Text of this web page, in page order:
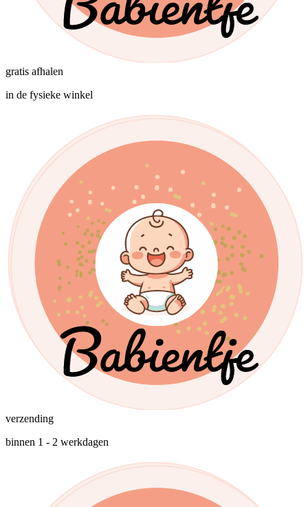
gratis afhalen
in de fysieke winkel
verzending
binnen 1 - 2 werkdagen